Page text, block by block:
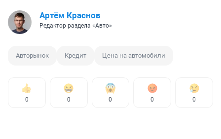
Артём Краснов
Редактор раздела «Авто»
Авторынок Кредит Цена на автомобили
0 0 0 0 0